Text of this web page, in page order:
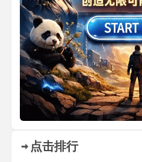
点击排行